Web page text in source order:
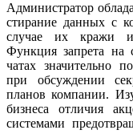
Администратор
стирание данных с
случае их кражи
Функция запрета на
чатах значительно
при обсуждении
планов компании.
бизнеса отличия
системами